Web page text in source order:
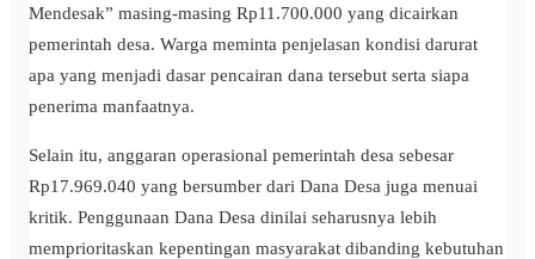
Mendesak” masing-masing Rp11.700.000 yang dicairkan
pemerintah desa. Warga meminta penjelasan kondisi darurat
apa yang menjadi dasar pencairan dana tersebut serta siapa
penerima manfaatnya.
Selain itu, anggaran operasional pemerintah desa sebesar
Rp17.969.040 yang bersumber dari Dana Desa juga menuai
kritik. Penggunaan Dana Desa dinilai seharusnya lebih
memprioritaskan kepentingan masyarakat dibanding kebutuhan